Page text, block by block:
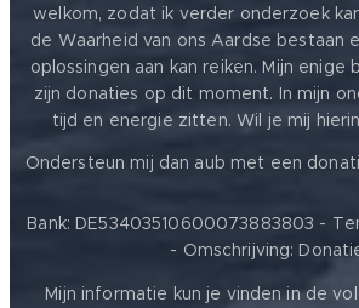
welkom, zodat ik verder onderzoek
de Waarheid van ons Aardse bestaan
oplossingen aan kan reiken. Mijn enige
zijn donaties op dit moment. In mijn
tijd en energie zitten. Wil je mij
Ondersteun mij dan aub met een
Bank: DE53403510600073883803 -
- Omschrijving:
Mijn informatie kun je vinden in de